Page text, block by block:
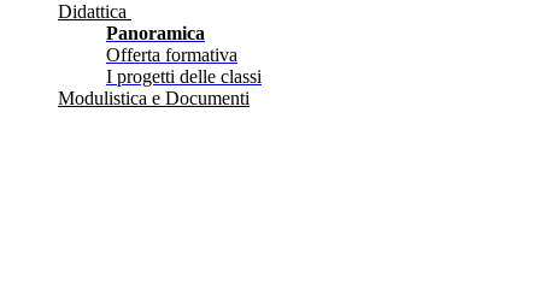
Didattica
Panoramica
Offerta formativa
I progetti delle classi
Modulistica e Documenti